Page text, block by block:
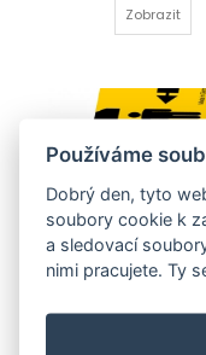
Zobrazit
SAMOLEPICÍ
Přechodový profil 80
plochý (samolepicí) pro
829,00 Kč
Používáme
Dobrý den, tyto
soubory cookie k
a sledovací
nimi pracujete. Ty